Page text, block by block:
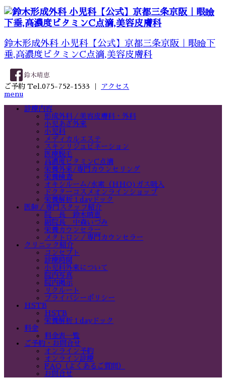
鈴木形成外科 小児科【公式】京都三条京阪｜眼瞼下
垂,高濃度ビタミンC点滴,美容皮膚科
ご予約 Tel.075-752-1533 ｜
アクセス
menu
診療内容
形成外科／美容皮膚科・外科
小児あざ外来
小児科
メディカルエステ
スキンリジュビネーション
医療脱毛
高濃度ビタミンC点滴
栄養外来/専門カウンセリング
栄養検査
オキシルーム/水素（HHO)ガス吸入
ドクターコスメオンラインショップ
栄養解析１dayドック
医師／専門スタッフ紹介
院 長 鈴木晴恵
副院長 中森いづみ
栄養カウンセラー
メタトロン／専門カウンセラー
クリニック紹介
コンセプト
診療時間
小児科外来について
院内写真
院内掲示
リクルート
プライバシーポリシー
HSTB
HSTB
栄養解析１dayドック
料金
料金表一覧
ご予約・お問合せ
オンライン予約
オンライン診療
FAQ（よくあるご質問）
お問合せ